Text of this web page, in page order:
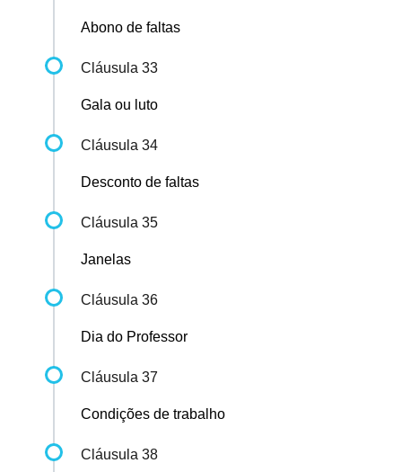
Abono de faltas
Cláusula 33
Gala ou luto
Cláusula 34
Desconto de faltas
Cláusula 35
Janelas
Cláusula 36
Dia do Professor
Cláusula 37
Condições de trabalho
Cláusula 38